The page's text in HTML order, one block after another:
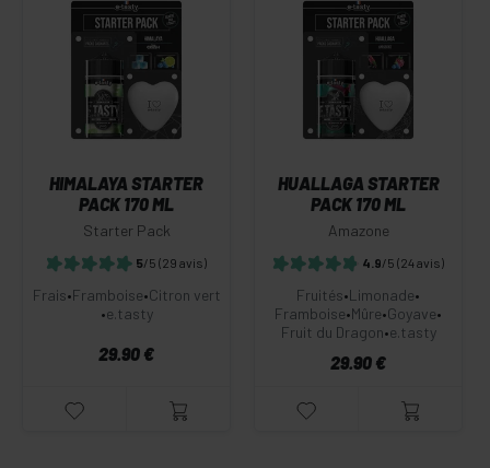
HIMALAYA STARTER
PACK 170 ML
Starter Pack
5/5 (29 avis)
Frais•Framboise•Citron vert
•e.tasty
29.90 €
HUALLAGA STARTER
PACK 170 ML
Amazone
4.9/5 (24 avis)
Fruités•Limonade•
Framboise•Mûre•Goyave•
Fruit du Dragon•e.tasty
29.90 €